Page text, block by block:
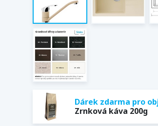
Dárek zdarma pro
Zrnková káva 200g